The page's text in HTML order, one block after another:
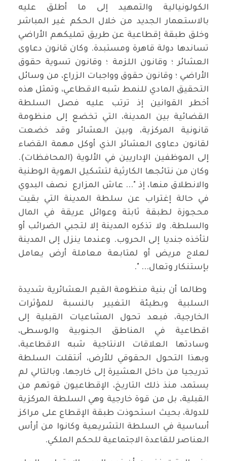
الكولونيالية والتمهيد إلى ما أطلق عليه
بالاستعمار الجديد من خلال الحكم غير المباشر
وخلق طبقة إقطاعية عن طريق تمليكهم الأراضي
تساندها دولة قاهرة ومستبدة. وكان قانون دعاوى
العشائر ؛ وقانون اللزمة ؛ وقانون تسوية حقوق
الأراضي ؛ وقانون حقوق وواجبات الزراع، من وسائل
التحقيق المادي للنمط شبه الاقطاعي، وتمثل هذه
أخطر القوانين إذ ترتب عليه فصل السلطة
القضائية بين المدينة، التي تخضع إلى منظومة
قانونية المركزية، وبين العشائر وقد خضعت
لقانون دعاوى العشائر الذي أوكل مهمة القضاء
إلى الموظفين الإداريين في الألوية (المحافظات).
وكان من نتائجها الكارثية لتشكيل الهوية الوطنية
والانطلاق منها، إذ "... عاش المزارع نصف البدوي
في حالة إغتراب عن سلطة المدينة التي بقيت
محجوزة لطبقة ثابتة وعوائل عريقة في المال
والسلطة. ولا تذكره المدينة إلا لتجبي الضرائب أو
لتأخذه جنديا إلى الحروب. وعندما ينزل إلى المدينة
لعلاج مريض أو لمتابعة معاملة أرض يعامل
بإستنكار وتعال... ".
وطالما أن بنية منظومة القيم العشائرية شديدة
السلبية وبطيئة التغيير بالنسبة للمؤثرات
الخارجية، فبعد تحول المشاعيات القبلية إلى
اقطاعية في المناطق الجنوبية والوسطى،
وسادتها العلاقات الانتاجية شبه الاقطاعية،
وبهذا التحول الحقوقي للأرض، أنتقلت السلطة
تدريجيا من داخل العشيرة إلى خارجها، وبالتالي لم
يستمد، منذ ذلك التاريخ، الإقطاعيون قوتهم من
القبلية، بل من قوة خارجية وهي السلطة المركزية
للدولة، بحيث استحوذت طبقة الإقطاع على مراكز
أساسية في السلطة التشريعية وكانوا من أرأس
العناصر للقاعدة الاجتماعية للحكم الملكي.